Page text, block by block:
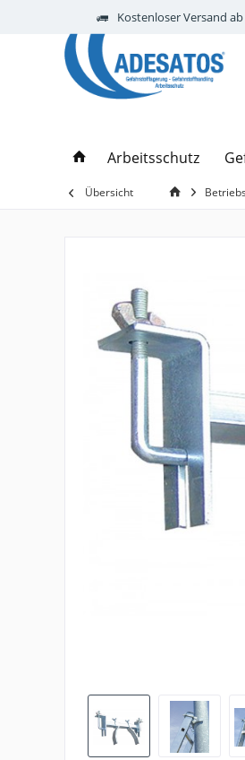
Kostenloser Versand
Arbeitsschutz
Übersicht